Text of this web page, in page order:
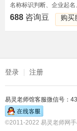
名称标识判断、企业起
688 咨询豆 购买
登录 注册
易灵老师馆客服微信号：
©2011-2022 易灵老师网手